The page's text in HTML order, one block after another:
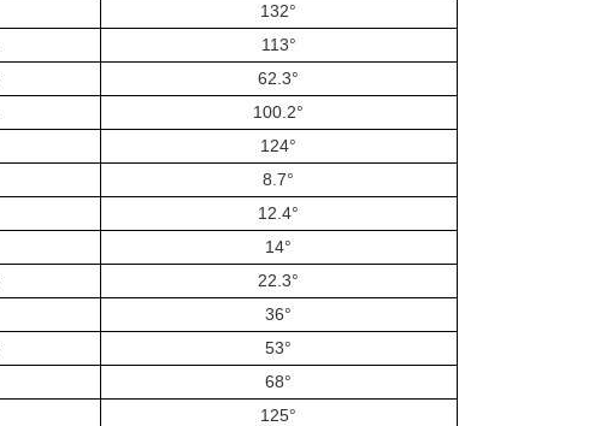
132°
113°
62.3°
100.2°
124°
8.7°
12.4°
14°
22.3°
36°
53°
68°
125°